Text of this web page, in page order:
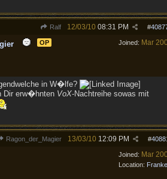
Ralf #
12/03/10 08:31 PM
Joined: Mar
OP
in W�lfe?
Dir erw�hnten VoX-Nachtreihe sowas mit
Ragon_der_Magier #
13/03/10 12:09 PM
Joined: Mar
Location: